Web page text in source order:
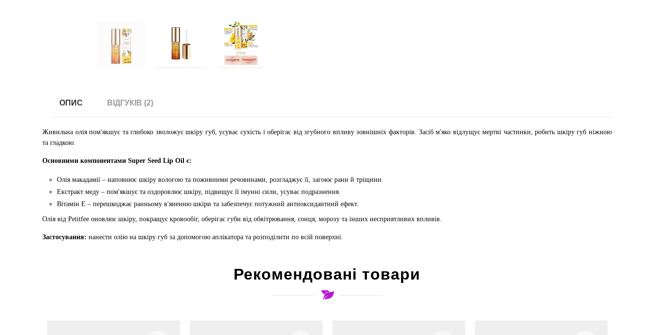
ОПИС ВІДГУКІВ (2)
Живильна олія пом'якшує та глибоко зволожує шкіру губ, усуває сухість і оберігає від згубного впливу зовнішніх факторів. Засіб м'яко відлущує мертві частинки, робить шкіру губ ніжною
та гладкою.
Основними компонентами Super Seed Lip Oil є:
Олія макадамії – наповнює шкіру вологою та поживними речовинами, розгладжує її, загоює рани й тріщини.
Екстракт меду – пом'якшує та оздоровлює шкіру, підвищує її імунні сили, усуває подразнення.
Вітамін Е – перешкоджає ранньому в'яненню шкіри та забезпечує потужний антиоксидантний ефект.
Олія від Petitfee оновлює шкіру, покращує кровообіг, оберігає губи від обвітрювання, сонця, морозу та інших несприятливих впливів.
Застосування: нанести олію на шкіру губ за допомогою аплікатора та розподілити по всій поверхні.
Рекомендовані товари